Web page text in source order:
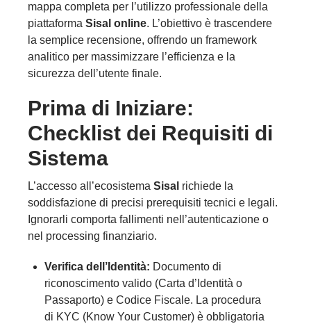
mappa completa per l’utilizzo professionale della
piattaforma Sisal online. L’obiettivo è trascendere
la semplice recensione, offrendo un framework
analitico per massimizzare l’efficienza e la
sicurezza dell’utente finale.
Prima di Iniziare:
Checklist dei Requisiti di
Sistema
L’accesso all’ecosistema Sisal richiede la
soddisfazione di precisi prerequisiti tecnici e legali.
Ignorarli comporta fallimenti nell’autenticazione o
nel processing finanziario.
Verifica dell’Identità: Documento di
riconoscimento valido (Carta d’Identità o
Passaporto) e Codice Fiscale. La procedura
di KYC (Know Your Customer) è obbligatoria